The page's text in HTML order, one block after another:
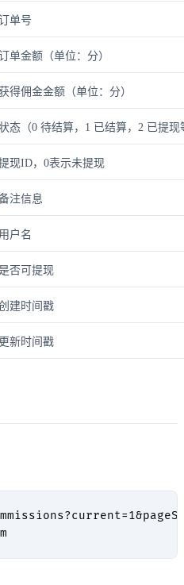
单号
单金额（单位：分）
得佣金金额（单位：分）
态（0 待结算，1 已结算，2 已提现
现ID，0表示未提现
注信息
用户名
否可提现
建时间戳
更新时间戳